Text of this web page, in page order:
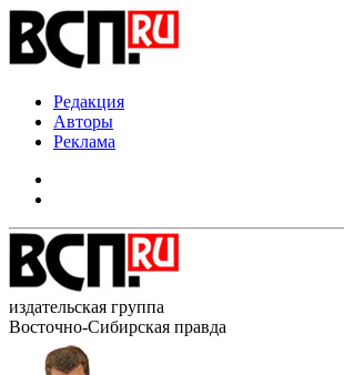
Редакция
Авторы
Реклама
издательская группа
Восточно-Сибирская правда